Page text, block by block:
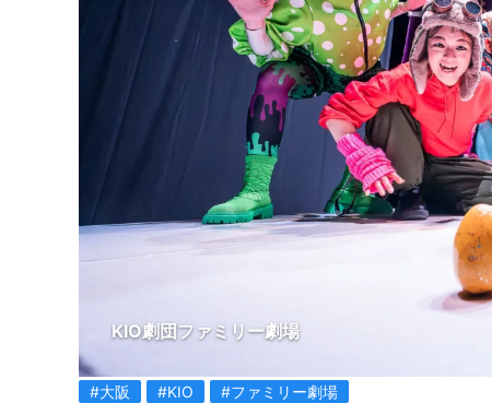
KIO劇団ファミリー劇場
#大阪 #KIO #ファミリー劇場